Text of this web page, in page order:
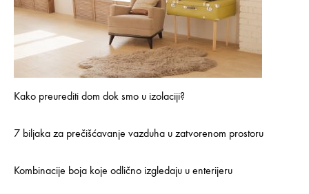
Kako preurediti dom dok smo u izolaciji?
7 biljaka za prečišćavanje vazduha u zatvorenom prostoru
Kombinacije boja koje odlično izgledaju u enterijeru